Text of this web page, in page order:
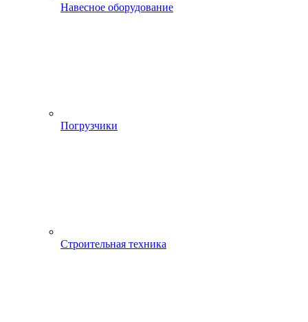
Навесное оборудование
Погрузчики
Строительная техника